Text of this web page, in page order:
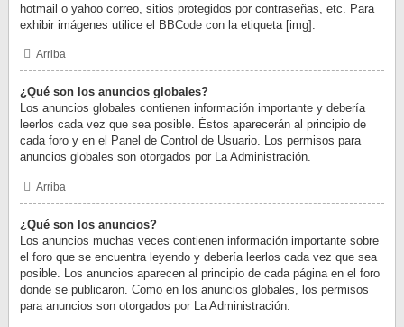
hotmail o yahoo correo, sitios protegidos por contraseñas, etc. Para
exhibir imágenes utilice el BBCode con la etiqueta [img].
Arriba
¿Qué son los anuncios globales?
Los anuncios globales contienen información importante y debería
leerlos cada vez que sea posible. Éstos aparecerán al principio de
cada foro y en el Panel de Control de Usuario. Los permisos para
anuncios globales son otorgados por La Administración.
Arriba
¿Qué son los anuncios?
Los anuncios muchas veces contienen información importante sobre
el foro que se encuentra leyendo y debería leerlos cada vez que sea
posible. Los anuncios aparecen al principio de cada página en el foro
donde se publicaron. Como en los anuncios globales, los permisos
para anuncios son otorgados por La Administración.